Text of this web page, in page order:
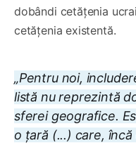
dobândi cetățenia
cetățenia existentă.
„Pentru noi,
listă nu reprezintă
sferei geografice.
o țară (...) care,